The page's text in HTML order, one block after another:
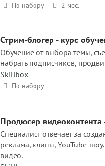
По набору 2 мес.
Стрим-блогер - курс
Обучение от выбора темы,
набрать подписчиков,
Skillbox
По набору
Продюсер
Специалист отвечает за
реклама, клипы, YouTube-
видео.